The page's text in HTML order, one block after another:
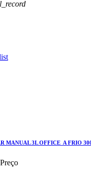
MANUAL 3L OFFICE A FRIO
Preço